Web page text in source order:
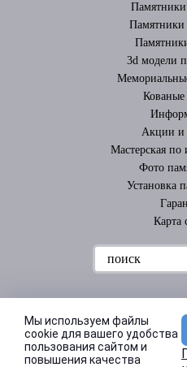
Памятники
3d модели
Кованые
Акции и
Мастерская по
Фото
Установка
Карта
Мы используем файлы
cookie для вашего удобства
пользования сайтом и
повышения качества